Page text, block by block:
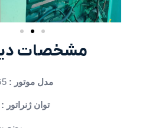
مشخصات
مدل موتور :
توان ژنراتور :